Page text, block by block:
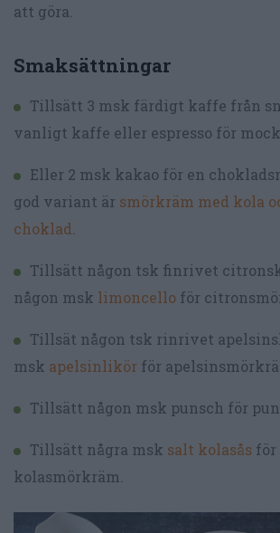
att göra.
Smaksättningar
Tillsätt 3 msk färdigt kaffe från
vanligt kaffe eller espresso för
Eller 2 msk kakao för en
god variant är smörkräm med kola
choklad.
Tillsätt någon tsk finrivet
någon msk limoncello för
Tillsät någon tsk rinrivet
msk apelsinlikör för
Tillsätt någon msk punsch för
Tillsätt några msk salt kolasås för
kolasmörkräm.